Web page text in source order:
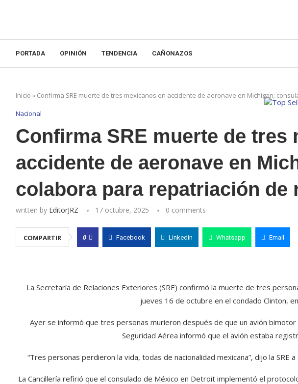
PORTADA OPINIÓN TENDENCIA CAÑONAZOS
Inicio » Confirma SRE muerte de tres mexicanos en accidente de aeronave en Michigan;
Nacional
Confirma SRE muerte de tres
accidente de aeronave en
colabora para repatriación de
written by EditorJRZ 17 octubre, 2025 0 comments
COMPARTIR 0 Facebook Linkedin Whatsapp Email
La Secretaría de Relaciones Exteriores (SRE) confirmó la muerte de tres
jueves 16 de octubre en el condado Clinton,
Ayer se informó que tres personas murieron después de que un avión
Seguridad Aérea informó que el avión estaba
“Tres personas perdieron la vida, todas de nacionalidad mexicana”, dijo la SRE
La Cancillería refirió que el consulado de México en Detroit implementó el